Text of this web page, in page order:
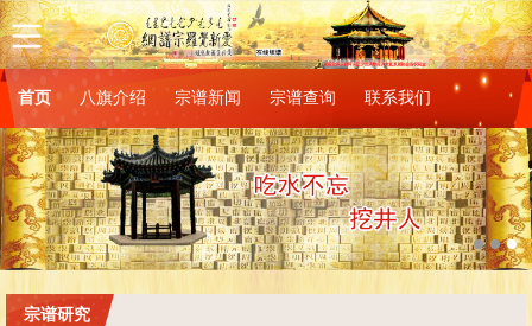
首页 八旗介绍 宗谱新闻 宗谱查询 联系我们
宗谱研究